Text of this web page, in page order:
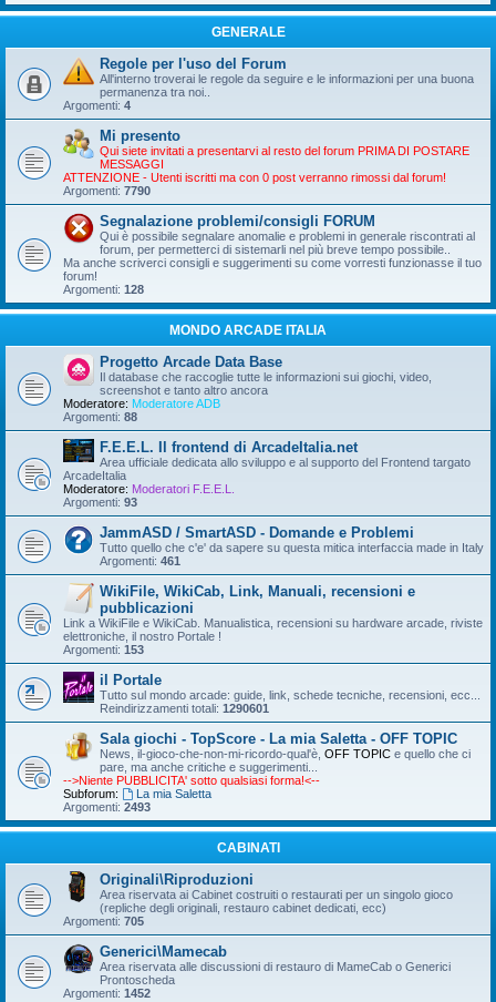
GENERALE
Regole per l'uso del Forum
All'interno troverai le regole da seguire e le informazioni per una buona
permanenza tra noi..
Argomenti: 4
Mi presento
Qui siete invitati a presentarvi al resto del forum PRIMA DI POSTARE
MESSAGGI
ATTENZIONE - Utenti iscritti ma con 0 post verranno rimossi dal forum!
Argomenti: 7790
Segnalazione problemi/consigli FORUM
Qui è possibile segnalare anomalie e problemi in generale riscontrati al
forum, per permetterci di sistemarli nel più breve tempo possibile..
Ma anche scriverci consigli e suggerimenti su come vorresti funzionasse il tuo
forum!
Argomenti: 128
MONDO ARCADE ITALIA
Progetto Arcade Data Base
Il database che raccoglie tutte le informazioni sui giochi, video,
screenshot e tanto altro ancora
Moderatore: Moderatore ADB
Argomenti: 88
F.E.E.L. Il frontend di ArcadeItalia.net
Area ufficiale dedicata allo sviluppo e al supporto del Frontend targato
ArcadeItalia
Moderatore: Moderatori F.E.E.L.
Argomenti: 93
JammASD / SmartASD - Domande e Problemi
Tutto quello che c'e' da sapere su questa mitica interfaccia made in Italy
Argomenti: 461
WikiFile, WikiCab, Link, Manuali, recensioni e
pubblicazioni
Link a WikiFile e WikiCab. Manualistica, recensioni su hardware arcade, riviste
elettroniche, il nostro Portale !
Argomenti: 153
il Portale
Tutto sul mondo arcade: guide, link, schede tecniche, recensioni, ecc...
Reindirizzamenti totali: 1290601
Sala giochi - TopScore - La mia Saletta - OFF TOPIC
News, il-gioco-che-non-mi-ricordo-qual'è, OFF TOPIC e quello che ci
pare, ma anche critiche e suggerimenti...
-->Niente PUBBLICITA' sotto qualsiasi forma!<--
Subforum:
La mia Saletta
Argomenti: 2493
CABINATI
Originali\Riproduzioni
Area riservata ai Cabinet costruiti o restaurati per un singolo gioco
(repliche degli originali, restauro cabinet dedicati, ecc)
Argomenti: 705
Generici\Mamecab
Area riservata alle discussioni di restauro di MameCab o Generici
Prontoscheda
Argomenti: 1452